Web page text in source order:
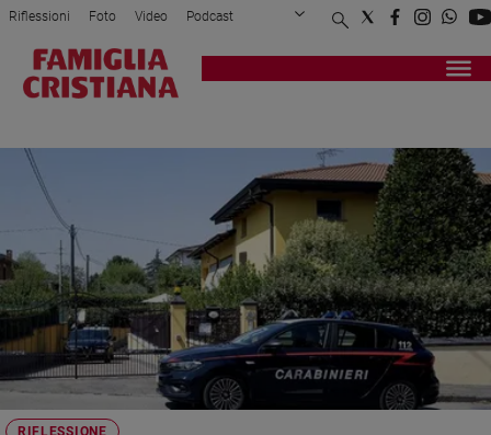
Attualità
Politica
Mondo
Economia
Legalità
e
giustizia
Sport
Interviste
Papa
Riflessioni Foto Video Podcast
Privacy Policy Chi siamo
Registrati Redazione
RIFLESSIONE